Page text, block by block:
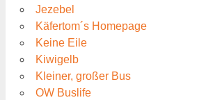
Jezebel
Käfertom´s Homepage
Keine Eile
Kiwigelb
Kleiner, großer Bus
OW Buslife